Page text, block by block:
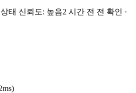
상태 신뢰도: 높음2 시간 전 전 확인 ·